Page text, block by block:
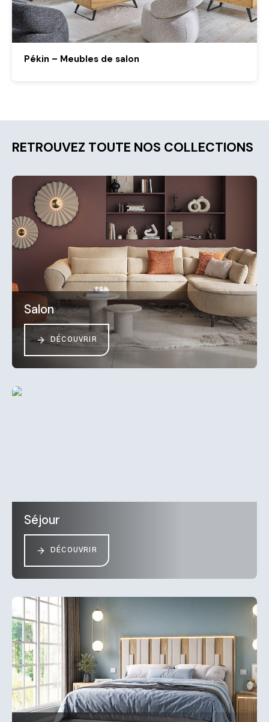
Pékin – Meubles de salon
RETROUVEZ TOUTE NOS COLLECTIONS
Salon
DÉCOUVRIR
Séjour
DÉCOUVRIR